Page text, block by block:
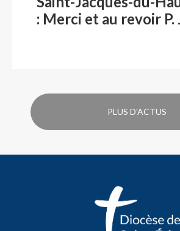
: Merci et au revoir P.
PLUS D'ACTUS